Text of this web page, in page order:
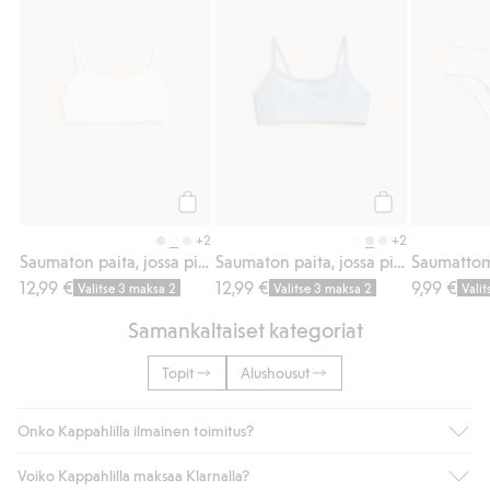
+2
12,99 € Valitse 3 maksa 2
+2
12,99 € Valitse 3 maksa 2
9,99 €
Samankaltaiset kategoriat
Topit Alushousut
Onko Kappahlilla ilmainen toimitus?
Voiko Kappahlilla maksaa Klarnalla?